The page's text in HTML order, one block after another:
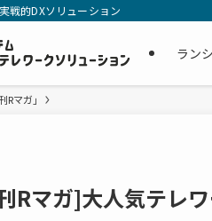
戦的DXソリューション
ラン
Rマガ」
Rマガ]大人気テレ